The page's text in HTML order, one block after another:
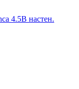
4.5В настен.